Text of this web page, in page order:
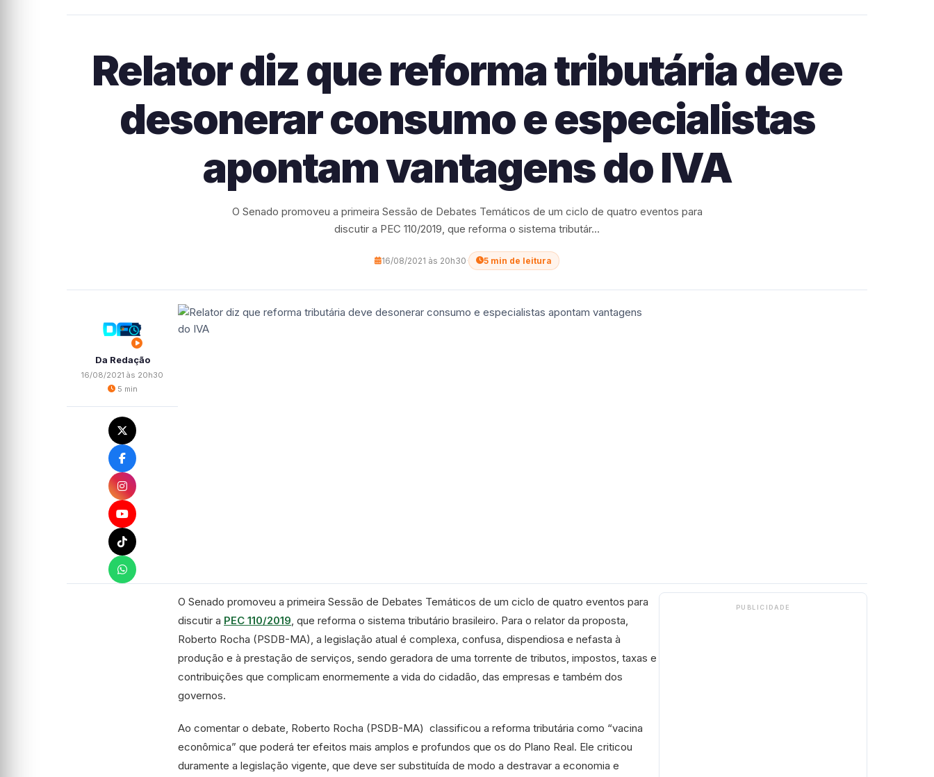
Relator diz que reforma tributária deve
desonerar consumo e especialistas
apontam vantagens do IVA
O Senado promoveu a primeira Sessão de Debates Temáticos de um ciclo de quatro eventos para
discutir a PEC 110/2019, que reforma o sistema tributár...
16/08/2021 às 20h30· 5 min de leitura
Da Redação
16/08/2021 às 20h30
5 min
O Senado promoveu a primeira Sessão de Debates Temáticos de um ciclo de quatro eventos para
discutir a PEC 110/2019, que reforma o sistema tributário brasileiro. Para o relator da proposta,
Roberto Rocha (PSDB-MA), a legislação atual é complexa, confusa, dispendiosa e nefasta à
produção e à prestação de serviços, sendo geradora de uma torrente de tributos, impostos, taxas e
contribuições que complicam enormemente a vida do cidadão, das empresas e também dos
governos.
Ao comentar o debate, Roberto Rocha (PSDB-MA) classificou a reforma tributária como “vacina
econômica” que poderá ter efeitos mais amplos e profundos que os do Plano Real. Ele criticou
duramente a legislação vigente, que deve ser substituída de modo a destravar a economia e
PUBLICIDADE